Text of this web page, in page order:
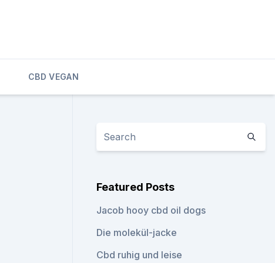
CBD VEGAN
Featured Posts
Jacob hooy cbd oil dogs
Die molekül-jacke
Cbd ruhig und leise